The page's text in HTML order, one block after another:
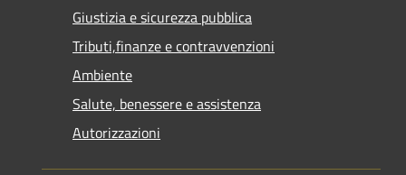
Giustizia e sicurezza pubblica
Tributi,finanze e contravvenzioni
Ambiente
Salute, benessere e assistenza
Autorizzazioni